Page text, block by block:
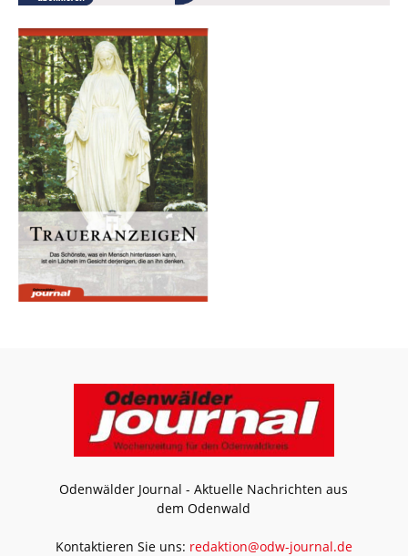
Odenwälder Journal - Aktuelle Nachrichten aus
dem Odenwald
Kontaktieren Sie uns: redaktion@odw-journal.de